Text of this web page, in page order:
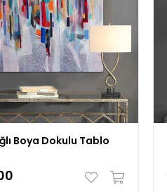
Boya Dokulu Tablo